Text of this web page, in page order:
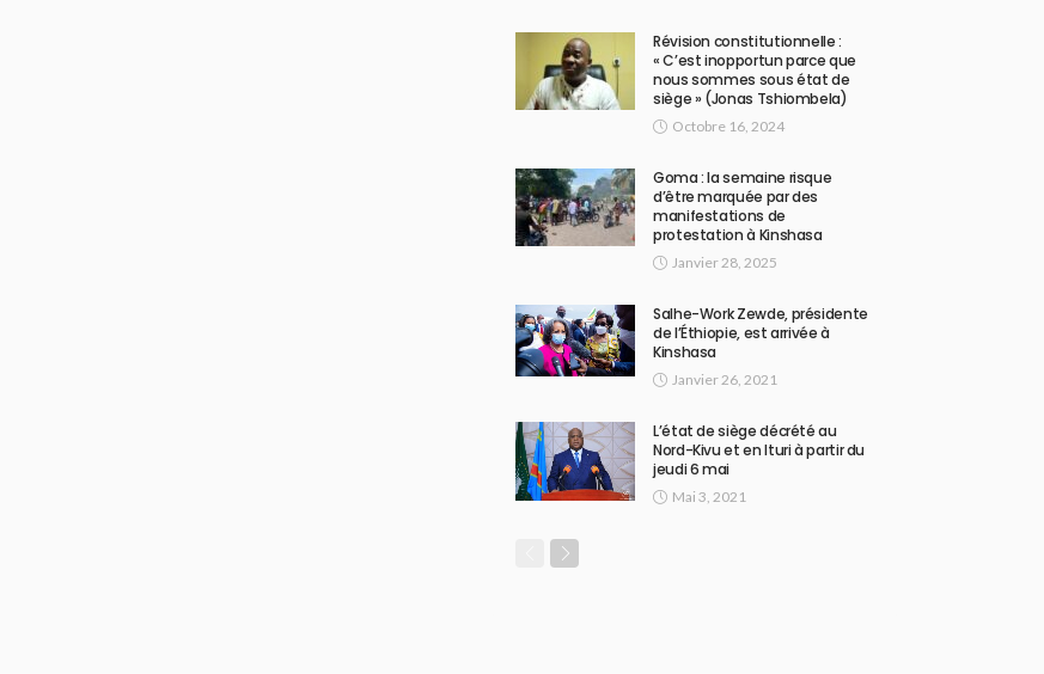
Révision constitutionnelle :
« C’est inopportun parce que
nous sommes sous état de
siège » (Jonas Tshiombela)
Octobre 16, 2024
Goma : la semaine risque
d’être marquée par des
manifestations de
protestation à Kinshasa
Janvier 28, 2025
Salhe-Work Zewde, présidente
de l’Éthiopie, est arrivée à
Kinshasa
Janvier 26, 2021
L’état de siège décrété au
Nord-Kivu et en Ituri à partir du
jeudi 6 mai
Mai 3, 2021